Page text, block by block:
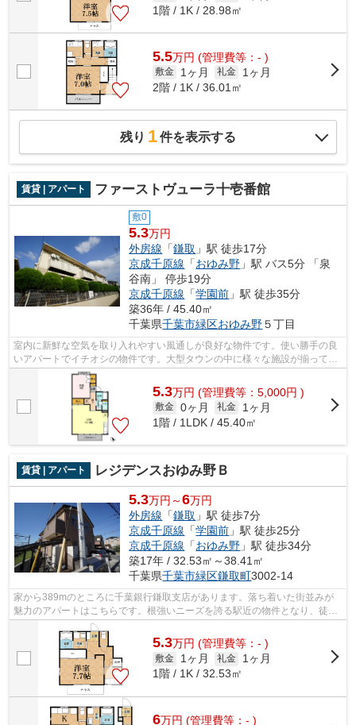
1階 / 1K / 28.98㎡
5.5万円 (管理費等：- )
敷金 1ヶ月 礼金
1ヶ月
2階 / 1K / 36.01㎡
残り 1件を表示する
賃貸 | アパート ファーストヴューラ十壱番館
敷0
5.3万円
外房線 「鎌取 」駅 徒歩17分
京成千原線 「おゆみ野 」駅 バス5分 「泉
谷南」 停歩19分
京成千原線 「学園前 」駅 徒歩35分
築36年 / 45.40㎡
千葉県千葉市緑区おゆみ野５丁目
室内に新鮮な空気を取り入れやすい風通しが良好な物件です。使い勝手の良
いアパートでイチオシの物件です。大型タウンの中に様々な施設が揃ってい
るので嬉しいです。ご来店予約やご質...
5.3万円 (管理費等：5,000円 )
敷金 0ヶ月 礼金
1ヶ月
1階 / 1LDK / 45.40㎡
賃貸 | アパート レジデンスおゆみ野Ｂ
5.3万円～6万円
外房線 「鎌取 」駅 徒歩7分
京成千原線 「学園前 」駅 徒歩25分
京成千原線 「おゆみ野 」駅 徒歩34分
築17年 / 32.53㎡～38.41㎡
千葉県千葉市緑区鎌取町3002-14
家から389mのところに千葉銀行鎌取支店があります。落ち着いた街並みが
魅力のアパートはこちらです。根強いニーズを誇る駅近の物件となり、徒歩
7分に駅があります。こちらの物件は自走...
5.3万円 (管理費等：- )
敷金 1ヶ月 礼金
1ヶ月
1階 / 1K / 32.53㎡
6万円 (管理費等：- )